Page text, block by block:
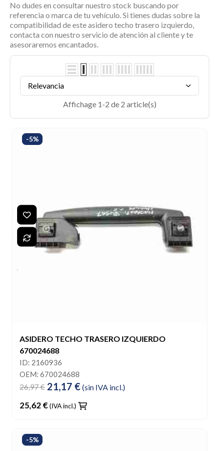
No dudes en consultar nuestro stock buscando por
referencia o marca de tu vehículo. Si tienes dudas sobre la
compatibilidad de esteasidero techo trasero izquierdo,
contacta con nuestro servicio de atención al cliente y te
asesoraremos encantados.
Relevancia
Affichage 1-2 de 2 article(s)
-5%
ASIDERO TECHO TRASERO IZQUIERDO
670024688
ID: 2160936
OEM: 670024688
26,97 € 21,17 € (sin IVA incl.)
25,62 €(IVA incl.)
-5%